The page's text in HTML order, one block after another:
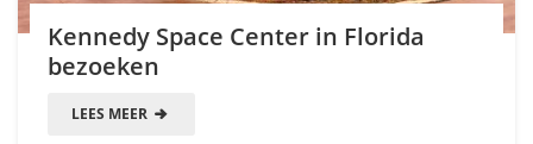
Kennedy Space Center in Florida
bezoeken
LEES MEER